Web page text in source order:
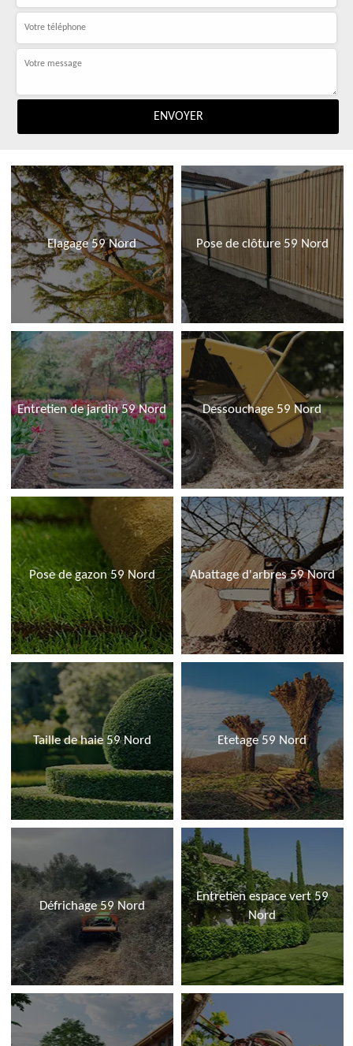
Elagage 59 Nord Pose de clôture 59 Nord
Entretien de jardin 59 Nord Dessouchage 59 Nord
Pose de gazon 59 Nord Abattage d'arbres 59 Nord
Taille de haie 59 Nord Etetage 59 Nord
Défrichage 59 Nord
Entretien espace vert 59
Nord